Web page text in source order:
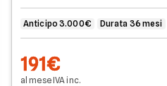
Anticipo 3.000€ Durata 36 mesi
191€
al meseIVAinc.